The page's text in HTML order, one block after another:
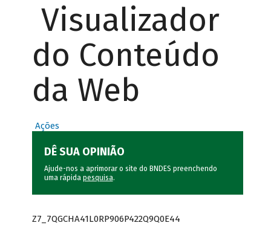
Visualizador
do Conteúdo
da Web
Ações
DÊ SUA OPINIÃO
Ajude-nos a aprimorar o site do BNDES preenchendo
uma rápida pesquisa.
Z7_7QGCHA41L0RP906P422Q9Q0E44